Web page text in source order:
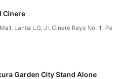
Cinere
Lantai LG, Jl. Cinere Raya No. 1,
Garden City Stand Alone